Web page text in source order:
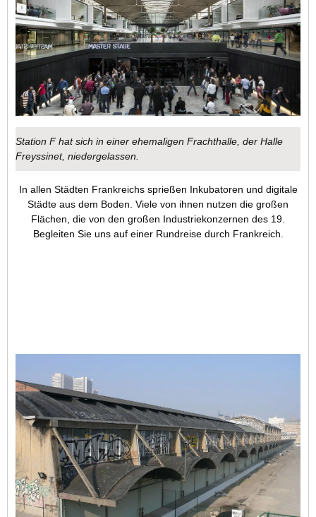
Station F hat sich in einer ehemaligen Frachthalle, der Halle
Freyssinet, niedergelassen.
In allen Städten Frankreichs sprießen Inkubatoren und digitale
Städte aus dem Boden. Viele von ihnen nutzen die großen
Flächen, die von den großen Industriekonzernen des 19.
Begleiten Sie uns auf einer Rundreise durch Frankreich.